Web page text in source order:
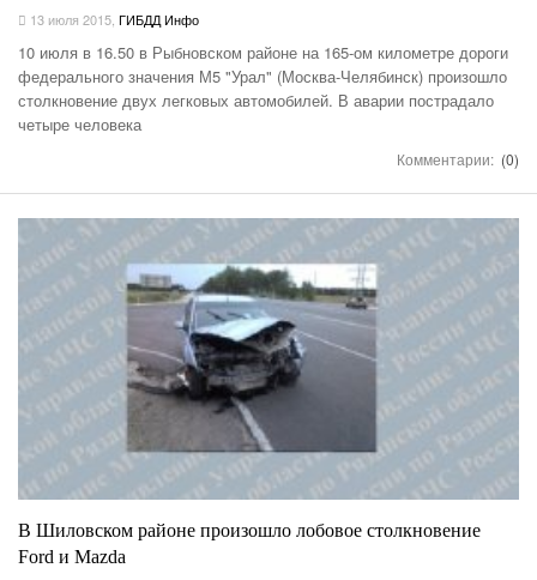
13 июля 2015 ГИБДД Инфо
10 июля в 16.50 в Рыбновском районе на 165-ом километре дороги
федерального значения М5 "Урал" (Москва-Челябинск) произошло
столкновение двух легковых автомобилей. В аварии пострадало
четыре человека
Комментарии: (0)
В Шиловском районе произошло лобовое столкновение
Ford и Mazda